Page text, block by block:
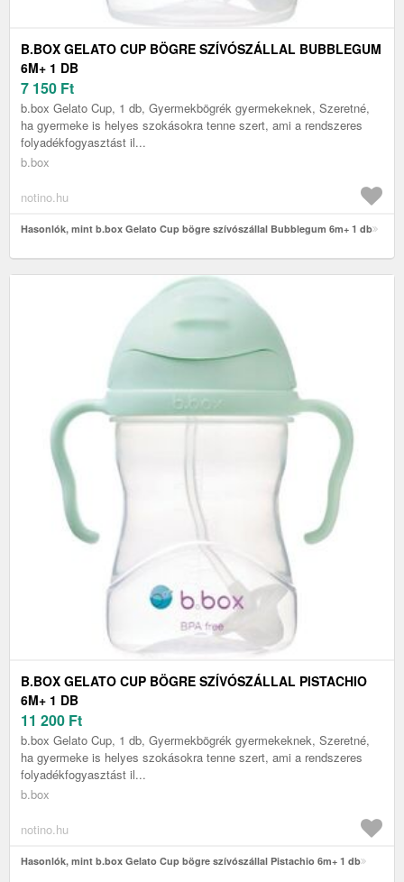
B.BOX GELATO CUP BÖGRE SZÍVÓSZÁLLAL BUBBLEGUM
6M+ 1 DB
7 150 Ft
b.box Gelato Cup, 1 db, Gyermekbögrék gyermekeknek, Szeretné,
ha gyermeke is helyes szokásokra tenne szert, ami a rendszeres
folyadékfogyasztást il...
b.box
notino.hu
Hasonlók, mint b.box Gelato Cup bögre szívószállal Bubblegum 6m+ 1 db
B.BOX GELATO CUP BÖGRE SZÍVÓSZÁLLAL PISTACHIO
6M+ 1 DB
11 200 Ft
b.box Gelato Cup, 1 db, Gyermekbögrék gyermekeknek, Szeretné,
ha gyermeke is helyes szokásokra tenne szert, ami a rendszeres
folyadékfogyasztást il...
b.box
notino.hu
Hasonlók, mint b.box Gelato Cup bögre szívószállal Pistachio 6m+ 1 db